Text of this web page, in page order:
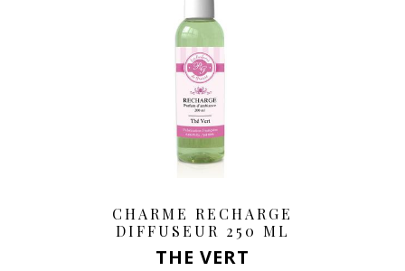
CHARME RECHARGE
DIFFUSEUR 250 ML
THE VERT